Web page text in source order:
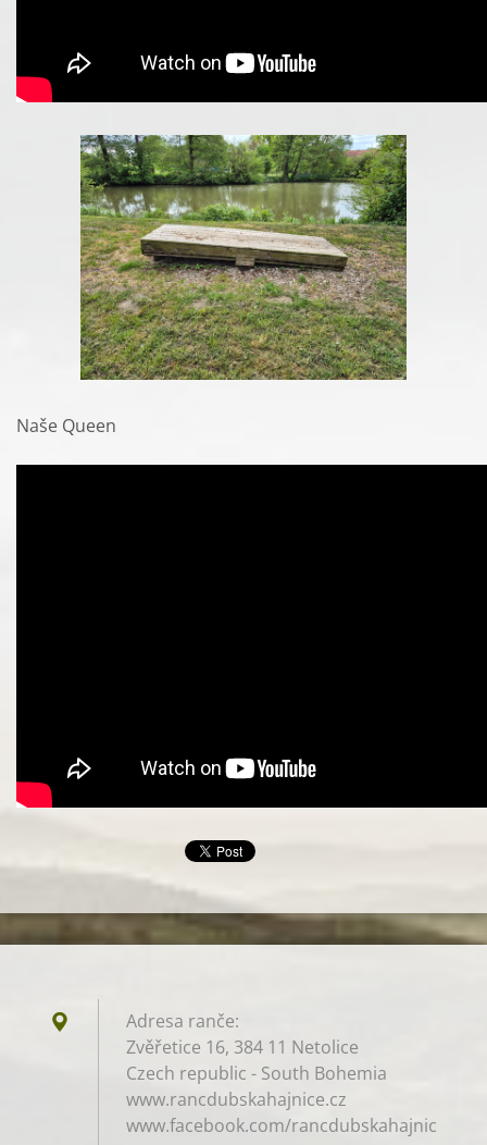
Naše Queen
Adresa ranče:
Zvěřetice 16, 384 11 Netolice
Czech republic - South Bohemia
www.rancdubskahajnice.cz
www.facebook.com/rancdubskahajnic